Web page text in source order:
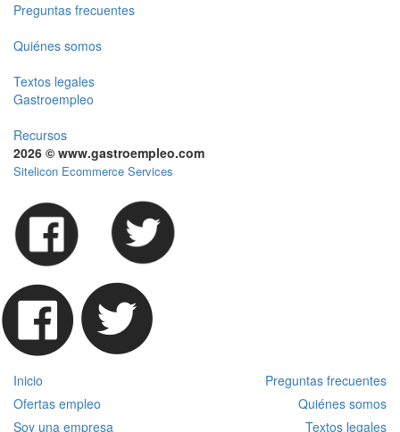
Preguntas frecuentes
Quiénes somos
Textos legales
Gastroempleo
Recursos
2026 © www.gastroempleo.com
Sitelicon Ecommerce Services
Inicio
Preguntas frecuentes
Ofertas empleo
Quiénes somos
Soy una empresa
Textos legales